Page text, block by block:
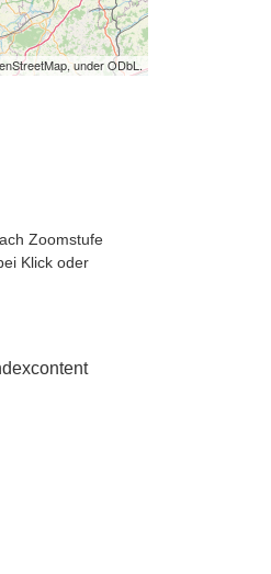
under ODbL.
Zoomstufe
Klick oder